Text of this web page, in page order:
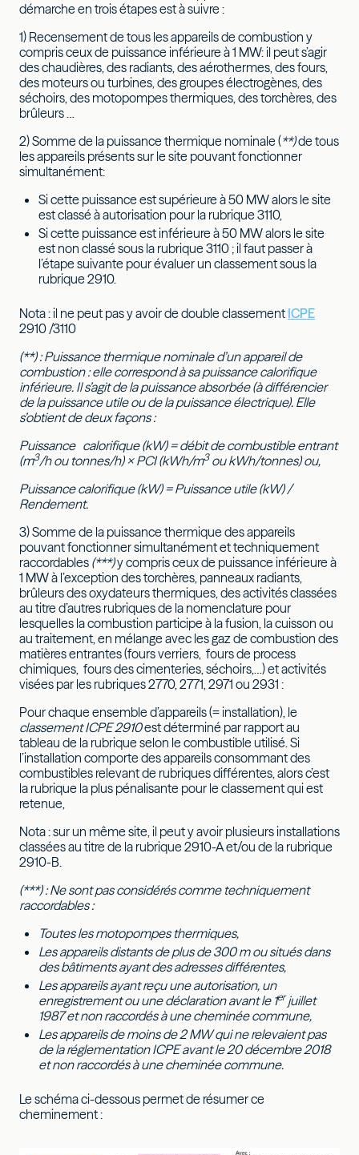
démarche en trois étapes est à suivre :
1) Recensement de tous les appareils de combustion y
compris ceux de puissance inférieure à 1 MW: il peut s’agir
des chaudières, des radiants, des aérothermes, des fours,
des moteurs ou turbines, des groupes électrogènes, des
séchoirs, des motopompes thermiques, des torchères, des
brûleurs …
2) Somme de la puissance thermique nominale (**)de tous
les appareils présents sur le site pouvant fonctionner
simultanément:
Si cette puissance est supérieure à 50 MW alors le site
est classé à autorisation pour la rubrique 3110,
Si cette puissance est inférieure à 50 MW alors le site
est non classé sous la rubrique 3110 ; il faut passer à
l’étape suivante pour évaluer un classement sous la
rubrique 2910.
Nota : il ne peut pas y avoir de double classement ICPE
2910 /3110
(**) : Puissance thermique nominale d’un appareil de
combustion : elle correspond à sa puissance calorifique
inférieure. Il s’agit de la puissance absorbée (à différencier
de la puissance utile ou de la puissance électrique). Elle
s’obtient de deux façons :
Puissance calorifique (kW) = débit de combustible entrant
(m3/h ou tonnes/h) × PCI (kWh/m3ou kWh/tonnes) ou,
Puissance calorifique (kW) = Puissance utile (kW) /
Rendement.
3) Somme de la puissance thermique des appareils
pouvant fonctionner simultanément et techniquement
raccordables (***)y compris ceux de puissance inférieure à
1 MW à l’exception des torchères, panneaux radiants,
brûleurs des oxydateurs thermiques, des activités classées
au titre d’autres rubriques de la nomenclature pour
lesquelles la combustion participe à la fusion, la cuisson ou
au traitement, en mélange avec les gaz de combustion des
matières entrantes (fours verriers, fours de process
chimiques, fours des cimenteries, séchoirs,…) et activités
visées par les rubriques 2770, 2771, 2971 ou 2931 :
Pour chaque ensemble d’appareils (= installation), le
classement ICPE 2910est déterminé par rapport au
tableau de la rubrique selon le combustible utilisé. Si
l’installation comporte des appareils consommant des
combustibles relevant de rubriques différentes, alors c’est
la rubrique la plus pénalisante pour le classement qui est
retenue,
Nota : sur un même site, il peut y avoir plusieurs installations
classées au titre de la rubrique 2910-A et/ou de la rubrique
2910-B.
(***) : Ne sont pas considérés comme techniquement
raccordables :
Toutes les motopompes thermiques,
Les appareils distants de plus de 300 m ou situés dans
des bâtiments ayant des adresses différentes,
Les appareils ayant reçu une autorisation, un
enregistrement ou une déclaration avant le 1erjuillet
1987 et non raccordés à une cheminée commune,
Les appareils de moins de 2 MW qui ne relevaient pas
de la réglementation ICPE avant le 20 décembre 2018
et non raccordés à une cheminée commune.
Le schéma ci-dessous permet de résumer ce
cheminement :